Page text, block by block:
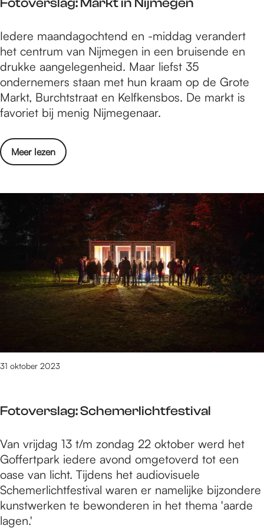
0
3
e
f
s
t
d
i
t
2
F
o
t
o
v
e
s
l
:
M
a
j
m
g
e
Iedere maandagochtend en -middag verandert
het centrum van Nijmegen in een bruisende en
drukke aangelegenheid. Maar liefst 35
ondernemers staan met hun kraam op de Grote
Markt, Burchtstraat en Kelfkensbos. De markt is
favoriet bij menig Nijmegenaar.
Meer lezen
o
v
v
e
a
g
a
k
t
i
n
N
Fotoverslag: Schemerlichtfestival
31 oktober 2023
F
o
t
o
v
e
Van vrijdag 13 t/m zondag 22 oktober werd het
Goffertpark iedere avond omgetoverd tot een
oase van licht. Tijdens het audiovisuele
Schemerlichtfestival waren er namelijke bijzondere
kunstwerken te bewonderen in het thema 'aarde
lagen.'